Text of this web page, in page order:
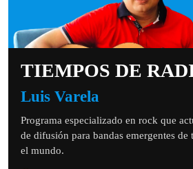
TIEMPOS DE
Luis Varela
Programa especializado en rock que
de difusión para bandas emergentes
el mundo.